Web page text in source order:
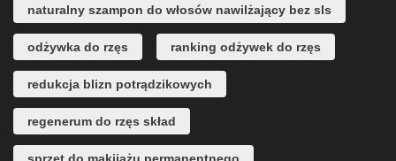
naturalny szampon do włosów nawilżający bez sls
odżywka do rzęs ranking odżywek do rzęs
redukcja blizn potrądzikowych
regenerum do rzęs skład